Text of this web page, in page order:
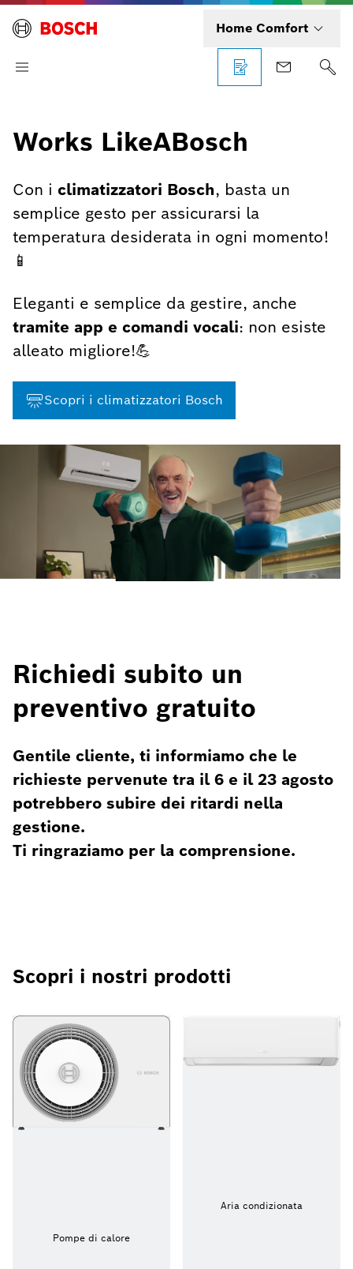
Home Comfort
Works LikeABosch
Con i climatizzatori Bosch, basta un
semplice gesto per assicurarsi la
temperatura desiderata in ogni momento!
📱
Eleganti e semplice da gestire, anche
tramite app e comandi vocali: non esiste
alleato migliore!💪
Scopri i climatizzatori Bosch
Richiedi subito un
preventivo gratuito
Gentile cliente, ti informiamo che le
richieste pervenute tra il 6 e il 23 agosto
potrebbero subire dei ritardi nella
gestione.
Ti ringraziamo per la comprensione.
Scopri i nostri prodotti
Pompe di calore
Aria condizionata